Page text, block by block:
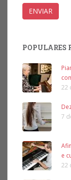
POPULARES
22
7
e
22